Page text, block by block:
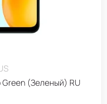
(Зеленый) RU